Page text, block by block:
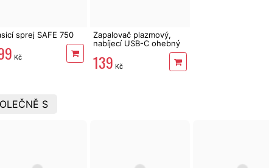
sprej SAFE 750
Kč
Zapalovač plazmový,
nabíjecí USB-C ohebný
Extol Premium 8848130
139 Kč
S